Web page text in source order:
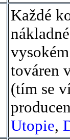
Každé
továren
(tím se
Utopie,